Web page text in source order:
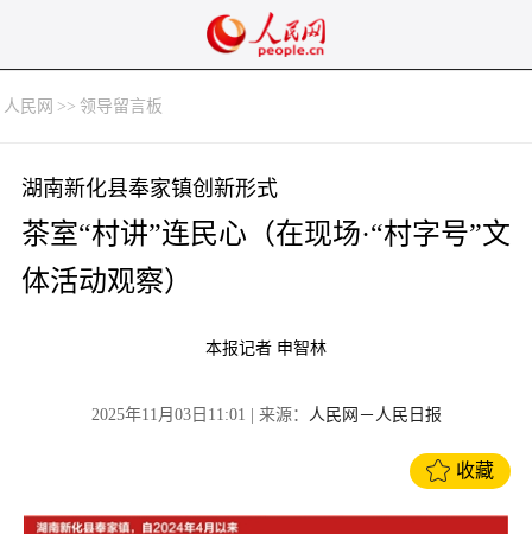
人民网 >> 领导留言板
湖南新化县奉家镇创新形式
茶室“村讲”连民心（在现场·“村字号”文
体活动观察）
本报记者 申智林
2025年11月03日11:01 | 来源： 人民网－人民日报
收藏